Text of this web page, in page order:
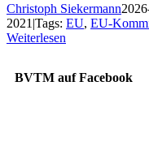
Christoph Siekermann
2021 |Tags: EU, EU-
Weiterlesen
BVTM auf Facebook